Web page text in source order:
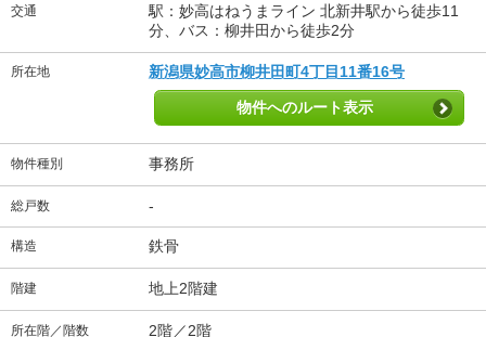
交通
駅：妙高はねうまライン 北新井駅から徒歩11
分、バス：柳井田から徒歩2分
所在地 新潟県妙高市柳井田町4丁目11番16号
物件へのルート表示
物件種別 事務所
総戸数 -
構造 鉄骨
階建 地上2階建
所在階／階数 2階／2階